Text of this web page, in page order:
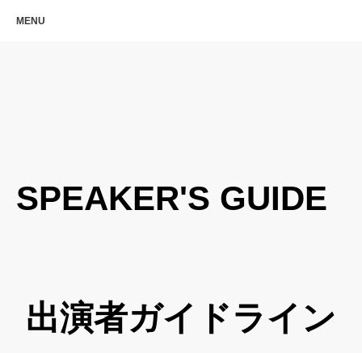
MENU
SPEAKER'S GUIDE
​出演者ガイドライン